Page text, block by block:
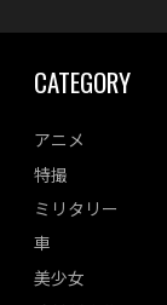
CATEGORY
アニメ
特撮
ミリタリー
車
美少女